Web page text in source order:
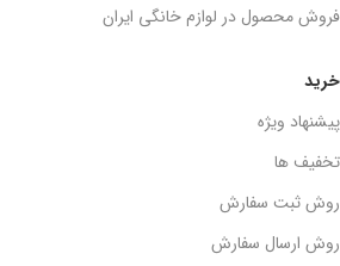
خرید
پیشنهاد ویژه
تخفیف ها
روش ثبت سفارش
روش ارسال سفارش
فروش محصول در لوازم خانگی ایران